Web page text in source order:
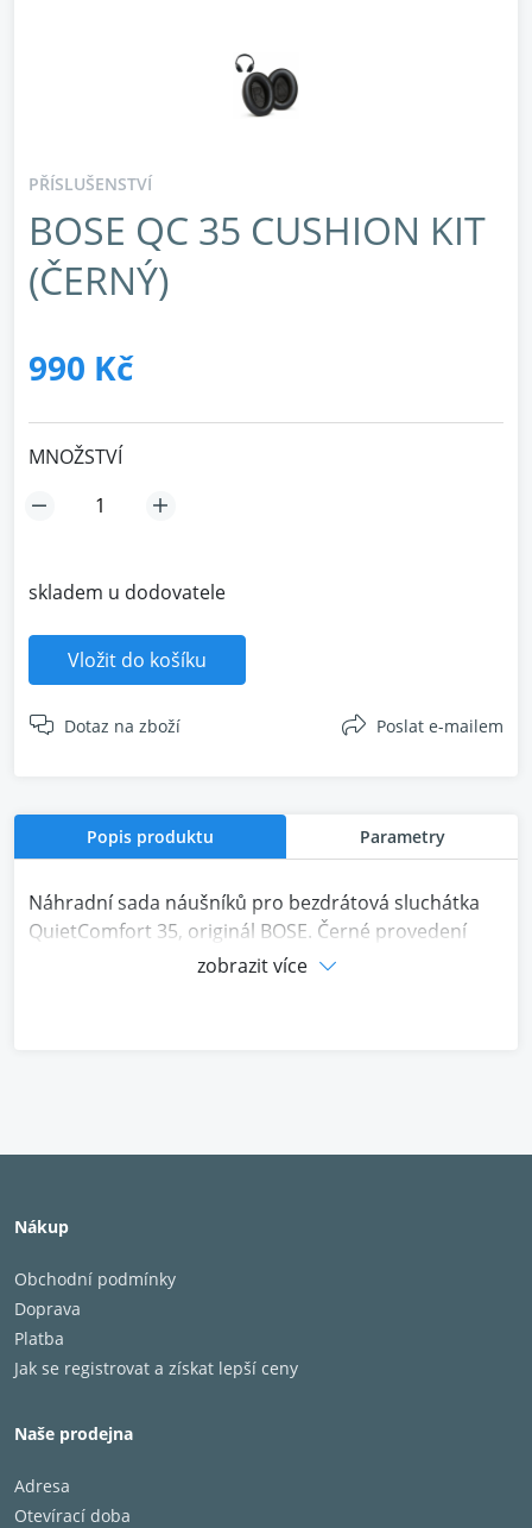
PŘÍSLUŠENSTVÍ
BOSE QC 35 CUSHION KIT
(ČERNÝ)
990 Kč
MNOŽSTVÍ
skladem u dodovatele
Vložit do košíku
Dotaz na zboží Poslat e-mailem
Popis produktu Parametry
Náhradní sada náušníků pro bezdrátová sluchátka
QuietComfort 35, originál BOSE. Černé provedení
zobrazit více
Nákup
Obchodní podmínky
Doprava
Platba
Jak se registrovat a získat lepší ceny
Naše prodejna
Adresa
Otevírací doba